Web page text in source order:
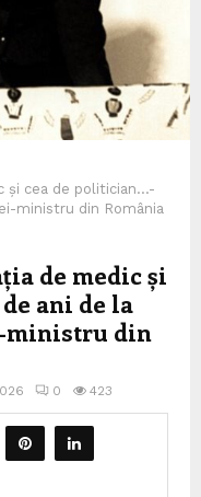
și cea de politician…-
ministru din România
de medic și
ani de la
ministru din
0 423